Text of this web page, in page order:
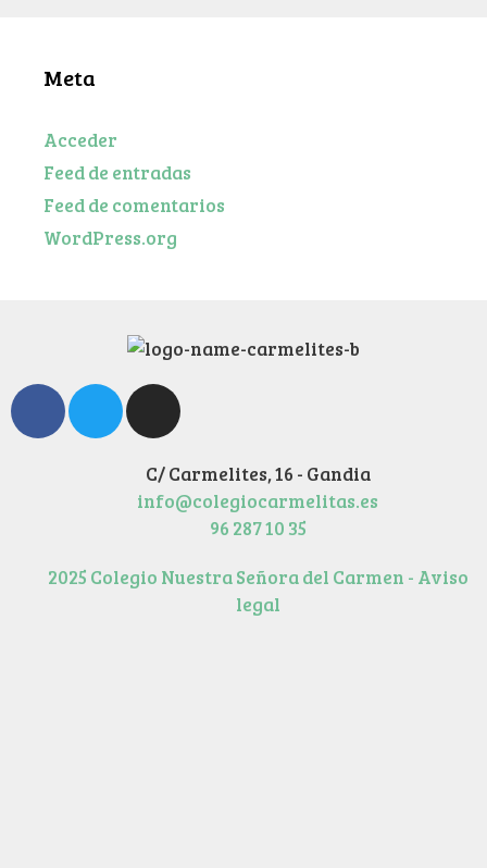
Meta
Acceder
Feed de entradas
Feed de comentarios
WordPress.org
C/ Carmelites, 16 - Gandia
info@colegiocarmelitas.es
96 287 10 35
2025 Colegio Nuestra Señora del Carmen - Aviso
legal